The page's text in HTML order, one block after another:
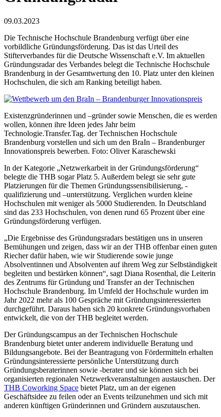
09.03.2023
Die Technische Hochschule Brandenburg verfügt über eine
vorbildliche Gründungsförderung. Das ist das Urteil des
Stifterverbandes für die Deutsche Wissenschaft e.V. Im aktuellen
Gründungsradar des Verbandes belegt die Technische Hochschule
Brandenburg in der Gesamtwertung den 10. Platz unter den kleinen
Hochschulen, die sich am Ranking beteiligt haben.
Existenzgründerinnen und –gründer sowie Menschen, die es werden
wollen, können ihre Ideen jedes Jahr beim
Technologie.Transfer.Tag. der Technischen Hochschule
Brandenburg vorstellen und sich um den BraIn – Brandenburger
Innovationspreis bewerben. Foto: Oliver Karaschewski
In der Kategorie „Netzwerkarbeit in der Gründungsförderung“
belegte die THB sogar Platz 5. Außerdem belegt sie sehr gute
Platzierungen für die Themen Gründungssensibilisierung, -
qualifizierung und –unterstützung. Verglichen wurden kleine
Hochschulen mit weniger als 5000 Studierenden. In Deutschland
sind das 233 Hochschulen, von denen rund 65 Prozent über eine
Gründungsförderung verfügen.
„Die Ergebnisse des Gründungsradars bestätigen uns in unseren
Bemühungen und zeigen, dass wir an der THB offenbar einen guten
Riecher dafür haben, wie wir Studierende sowie junge
Absolventinnen und Absolventen auf ihrem Weg zur Selbständigkeit
begleiten und bestärken können“, sagt Diana Rosenthal, die Leiterin
des Zentrums für Gründung und Transfer an der Technischen
Hochschule Brandenburg. Im Umfeld der Hochschule wurden im
Jahr 2022 mehr als 100 Gespräche mit Gründungsinteressierten
durchgeführt. Daraus haben sich 20 konkrete Gründungsvorhaben
entwickelt, die von der THB begleitet werden.
Der Gründungscampus an der Technischen Hochschule
Brandenburg bietet unter anderem individuelle Beratung und
Bildungsangebote. Bei der Beantragung von Fördermitteln erhalten
Gründungsinteressierte persönliche Unterstützung durch
Gründungsberaterinnen sowie -berater und sie können sich bei
organisierten regionalen Netzwerkveranstaltungen austauschen. Der
THB Coworking Space bietet Platz, um an der eigenen
Geschäftsidee zu feilen oder an Events teilzunehmen und sich mit
anderen künftigen Gründerinnen und Gründern auszutauschen.